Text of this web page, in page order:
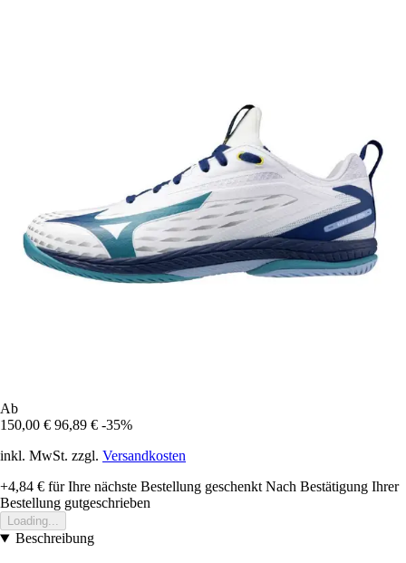
Ab
150,00 € 96,89 € -35%
inkl. MwSt. zzgl. Versandkosten
+4,84 € für Ihre nächste Bestellung geschenkt Nach Bestätigung Ihrer
Bestellung gutgeschrieben
Loading...
Beschreibung